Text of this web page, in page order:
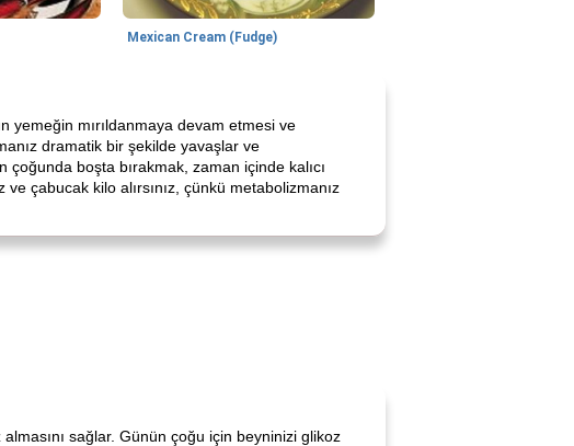
Mexican Cream (Fudge)
yemeğin mırıldanmaya devam etmesi ve
dramatik bir şekilde yavaşlar ve
boşta bırakmak, zaman içinde kalıcı
çabucak kilo alırsınız, çünkü metabolizmanız
sağlar. Günün çoğu için beyninizi glikoz